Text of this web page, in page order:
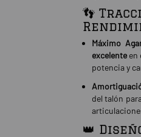
👣
Máximo
excelenteen
potencia y
del talón
👑